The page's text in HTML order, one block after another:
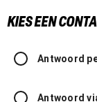
KIES EEN
Antwoord
Antwoord